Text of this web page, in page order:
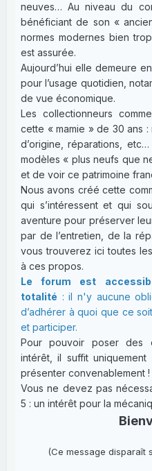
neuves… Au niveau du
bénéficiant de son «
normes modernes bien
est assurée.
Aujourd’hui elle demeure
pour l’usage quotidien,
de vue économique.
Les collectionneurs
cette « mamie » de 30 ans
d’origine, réparations,
modèles « plus neufs que
et de voir ce patrimoine
Nous avons créé cette
qui s’intéressent et qui
aventure pour préserver
par de l’entretien, de la
vous trouverez ici toutes
à ces propos.
Le forum est
totalité : il n'y aucune
d’adhérer à quoi que ce
et participer.
Pour pouvoir poser des
intérêt, il suffit
présenter convenablement !
Vous ne devez pas
5 : un intérêt pour la
(Ce message disparaît